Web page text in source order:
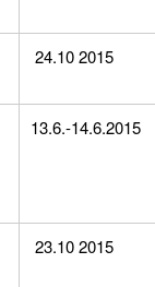
24.10 2015
13.6.-14.6.2015
23.10 2015